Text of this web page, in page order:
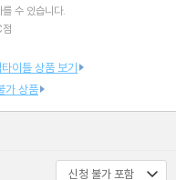
수 있습니다.
이틀 상품 보기
가 상품